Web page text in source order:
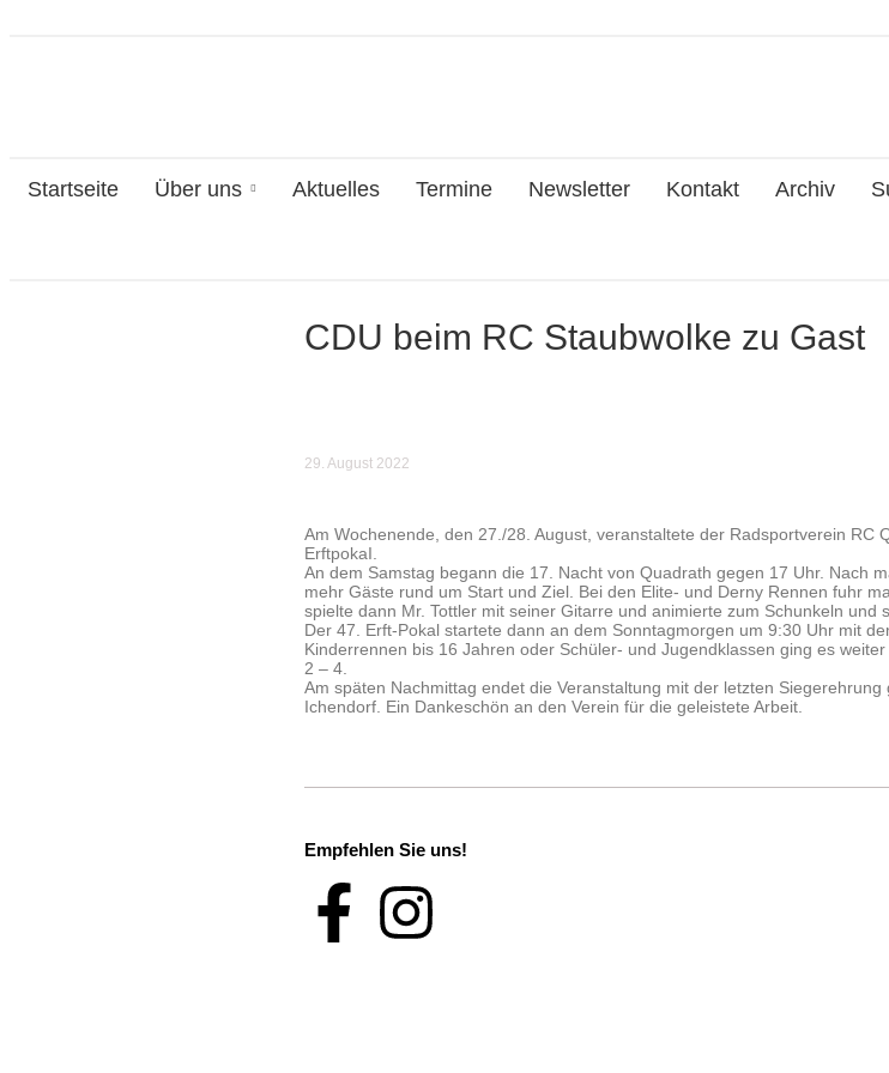
Startseite Über uns Aktuelles Termine Newsletter Kontakt Archiv
CDU beim RC Staubwolke zu Gast
29. August 2022
Am Wochenende, den 27./28. August, veranstaltete der Radsportverein RC
ErftpokaI.
An dem Samstag begann die 17. Nacht von Quadrath gegen 17 Uhr. Nach
mehr Gäste rund um Start und Ziel. Bei den Elite- und Derny Rennen fuhr
spielte dann Mr. Tottler mit seiner Gitarre und animierte zum Schunkeln und
Der 47. Erft-Pokal startete dann an dem Sonntagmorgen um 9:30 Uhr mit
Kinderrennen bis 16 Jahren oder Schüler- und Jugendklassen ging es
2 – 4.
Am späten Nachmittag endet die Veranstaltung mit der letzten
Ichendorf. Ein Dankeschön an den Verein für die geleistete Arbeit.
Empfehlen Sie uns!